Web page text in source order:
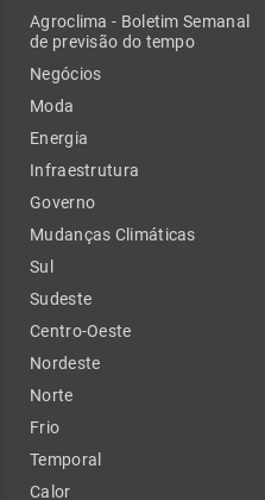
Agroclima - Boletim Semanal
de previsão do tempo
Negócios
Moda
Energia
Infraestrutura
Governo
Mudanças Climáticas
Sul
Sudeste
Centro-Oeste
Nordeste
Norte
Frio
Temporal
Calor